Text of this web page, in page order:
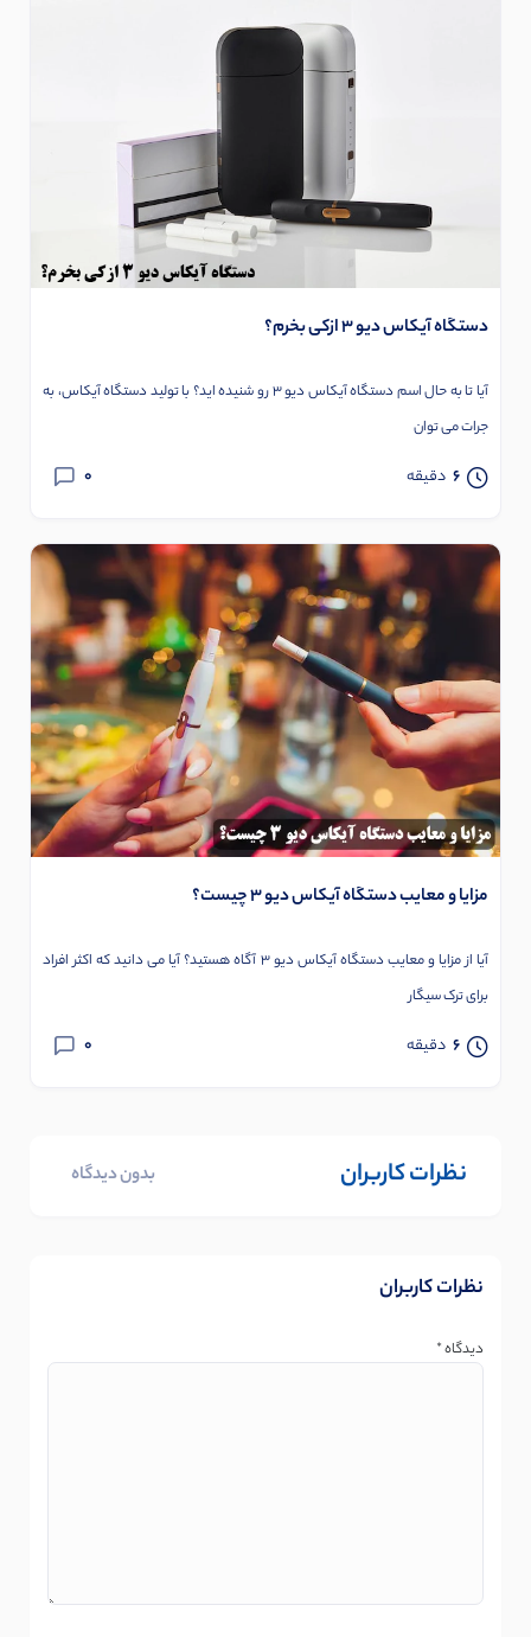
دستگاه آیکاس دیو 3 ازکی بخرم؟
آیا تا به حال اسم دستگاه آیکاس دیو 3 رو شنیده اید؟ با تولید دستگاه آیکاس، به
جرات می توان
6 دقیقه 0
مزایا و معایب دستگاه آیکاس دیو 3 چیست؟
آیا از مزایا و معایب دستگاه آیکاس دیو 3 آگاه هستید؟ آیا می دانید که اکثر افراد
برای ترک سیگار
6 دقیقه 0
نظرات کاربران بدون دیدگاه
نظرات کاربران
دیدگاه*